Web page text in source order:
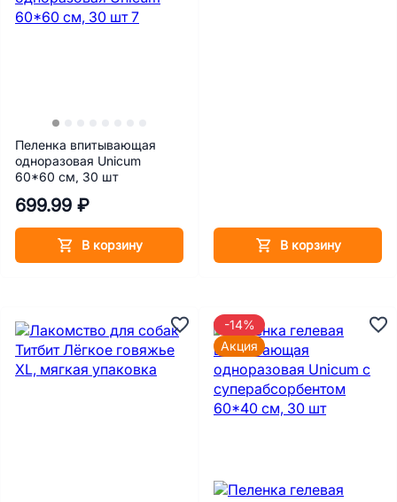
Пеленка впитывающая
одноразовая Unicum
60*60 см, 30 шт
699.99 ₽
В корзину В корзину
-14%
Акция